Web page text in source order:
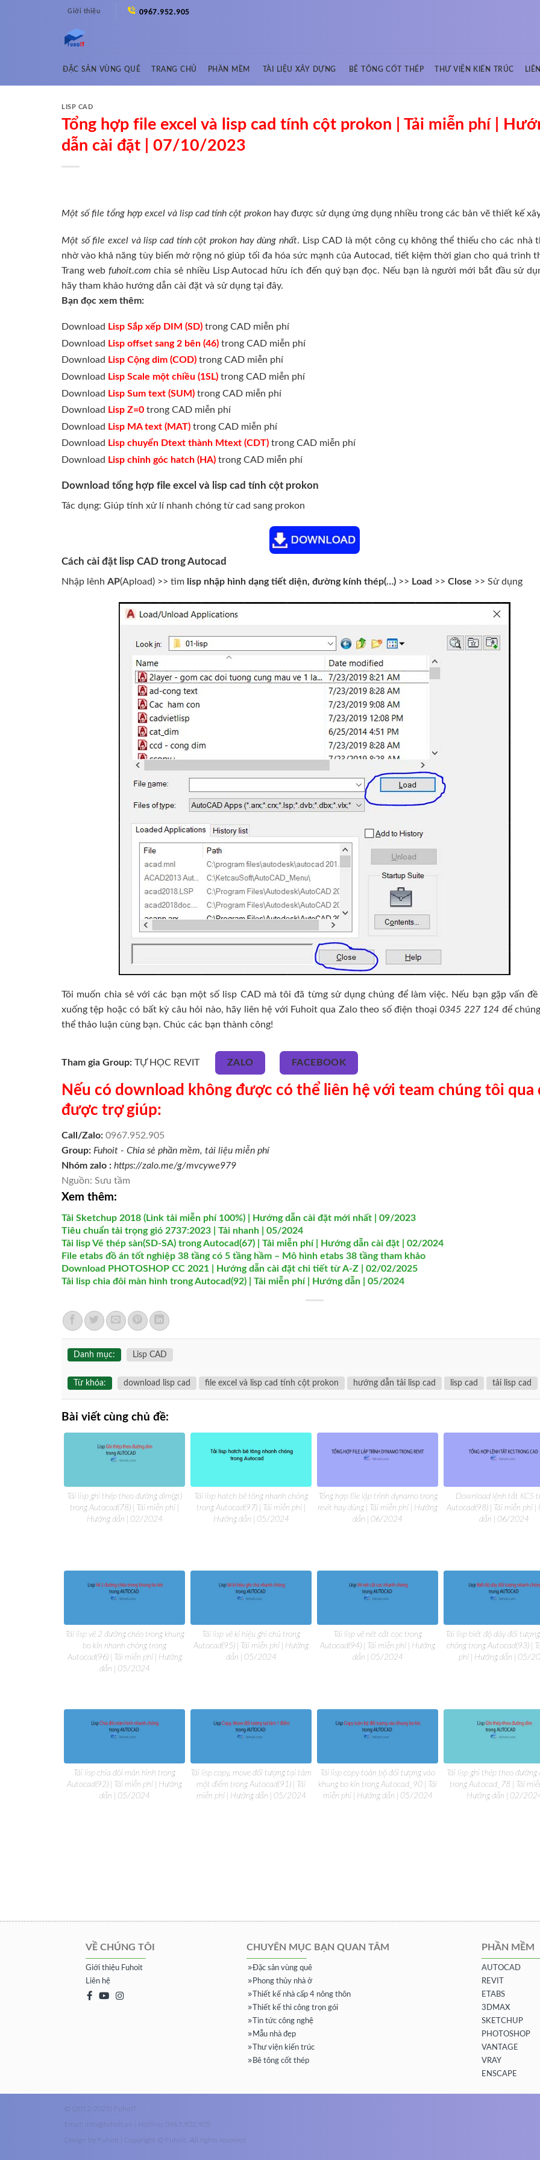
Giới thiệu 0967.952.905
ĐẶC SẢN VÙNG QUÊ TRANG CHỦ PHẦN MỀM TÀI LIỆU XÂY DỰNG BÊ TÔNG CỐT THÉP THƯ VIỆN KIẾN TRÚC
LISP CAD
Tổng hợp file excel và lisp cad tính cột prokon | Tải miễn phí |
dẫn cài đặt | 07/10/2023
Một số file tổng hợp excel và lisp cad tính cột prokon hay được sử dụng ứng dụng nhiều trong các bản vẽ thiết kế
Một số file excel và lisp cad tính cột prokon hay dùng nhất. Lisp CAD là một công cụ không thể thiếu cho các nhà
nhờ vào khả năng tùy biến mở rộng nó giúp tối đa hóa sức mạnh của Autocad, tiết kiệm thời gian cho quá trình
Trang web fuhoit.com chia sẻ nhiều Lisp Autocad hữu ích đến quý bạn đọc. Nếu bạn là người mới bắt đầu sử
hãy tham khảo hướng dẫn cài đặt và sử dụng tại đây.
Bạn đọc xem thêm:
Download Lisp Sắp xếp DIM (SD) trong CAD miễn phí
Download Lisp offset sang 2 bên (46) trong CAD miễn phí
Download Lisp Cộng dim (COD) trong CAD miễn phí
Download Lisp Scale một chiều (1SL) trong CAD miễn phí
Download Lisp Sum text (SUM) trong CAD miễn phí
Download Lisp Z=0 trong CAD miễn phí
Download Lisp MA text (MAT) trong CAD miễn phí
Download Lisp chuyển Dtext thành Mtext (CDT) trong CAD miễn phí
Download Lisp chỉnh góc hatch (HA) trong CAD miễn phí
Download tổng hợp file excel và lisp cad tính cột prokon
Tác dụng: Giúp tính xử lí nhanh chóng từ cad sang prokon
Cách cài đặt lisp CAD trong Autocad
Nhập lênh AP(Apload) >> tìm lisp nhập hình dạng tiết diện, đường kính thép(…) >> Load >> Close >> Sử dụng
Tôi muốn chia sẻ với các bạn một số lisp CAD mà tôi đã từng sử dụng chúng để làm việc. Nếu bạn gặp vấn
xuống tệp hoặc có bất kỳ câu hỏi nào, hãy liên hệ với Fuhoit qua Zalo theo số điện thoại0345 227 124 để
thể thảo luận cùng bạn. Chúc các bạn thành công!
Tham gia Group: TỰ HỌC REVIT ZALO FACEBOOK
Nếu có download không được có thể liên hệ với team chúng tôi qua
được trợ giúp:
Call/Zalo: 0967.952.905
Group: Fuhoit - Chia sẻ phần mềm, tài liệu miễn phí
Nhóm zalo : https://zalo.me/g/mvcywe979
Nguồn: Sưu tầm
Xem thêm:
Tải Sketchup 2018 (Link tải miễn phí 100%) | Hướng dẫn cài đặt mới nhất | 09/2023
Tiêu chuẩn tải trọng gió 2737:2023 | Tải nhanh | 05/2024
Tải lisp Vẽ thép sàn(SD-SA) trong Autocad(67) | Tải miễn phí | Hướng dẫn cài đặt | 02/2024
File etabs đồ án tốt nghiệp 38 tầng có 5 tầng hầm – Mô hình etabs 38 tầng tham khảo
Download PHOTOSHOP CC 2021 | Hướng dẫn cài đặt chi tiết từ A-Z | 02/02/2025
Tải lisp chia đôi màn hình trong Autocad(92) | Tải miễn phí | Hướng dẫn | 05/2024
Danh mục: Lisp CAD
Từ khóa: download lisp cad file excel và lisp cad tính cột prokon hướng dẫn tải lisp cad lisp cad tải lisp cad
Bài viết cùng chủ đề:
Tải lisp ghi thép theo đường dim(gt)
trong Autocad(78) | Tải miễn phí |
Hướng dẫn | 02/2024
Tải lisp hatch bê tông nhanh chóng
trong Autocad(97) | Tải miễn phí |
Hướng dẫn | 05/2024
Tổng hợp file lập trình dynamo trong
revit hay dùng | Tải miễn phí | Hướng
dẫn | 06/2024
Download lệnh tắt KCS
Autocad(98) | Tải miễn phí |
dẫn | 06/2024
Tải lisp vẽ 2 đường chéo trong khung
bo kín nhanh chóng trong
Autocad(96) | Tải miễn phí | Hướng
dẫn | 05/2024
Tải lisp vẽ kí hiệu ghi chú trong
Autocad(95) | Tải miễn phí | Hướng
dẫn | 05/2024
Tải lisp vẽ nét cắt cọc trong
Autocad(94) | Tải miễn phí | Hướng
dẫn | 05/2024
Tải lisp biết độ dày đối
chóng trong Autocad(93) |
phí | Hướng dẫn | 05/
Tải lisp chia đôi màn hình trong
Autocad(92) | Tải miễn phí | Hướng
dẫn | 05/2024
Tải lisp copy, move đối tượng tại tâm
một điểm trong Autocad(91) | Tải
miễn phí | Hướng dẫn | 05/2024
Tải lisp copy toàn bộ đối tượng vào
khung bo kín trong Autocad_90 | Tải
miễn phí | Hướng dẫn | 05/2024
Tải lisp ghi thép theo đường
trong Autocad_78 | Tải
Hướng dẫn | 02/
VỀ CHÚNG TÔI
Giới thiệu Fuhoit
Liên hệ
CHUYÊN MỤC BẠN QUAN TÂM
Đặc sản vùng quê
Phong thủy nhà ở
Thiết kế nhà cấp 4 nông thôn
Thiết kế thi công trọn gói
Tin tức công nghệ
Mẫu nhà đẹp
Thư viện kiến trúc
Bê tông cốt thép
PHẦN MỀM
AUTOCAD
REVIT
ETABS
3DMAX
SKETCHUP
PHOTOSHOP
VANTAGE
VRAY
ENSCAPE
© (2012-2025) FuhoIT
Email: info@fuhoit.vn | Hotline: 0967.902.905
Design by Fuhoit | Copyright © Fuhoit. All rights reserved